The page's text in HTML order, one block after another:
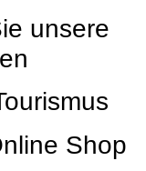
unsere
Shop